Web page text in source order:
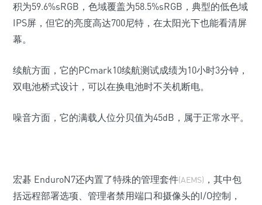
积为59.6%sRGB，色域覆盖为58.5%sRGB，典型的低色域
IPS屏，但它的亮度高达700尼特，在太阳光下也能看清屏
幕。
续航方面，它的PCmark10续航测试成绩为10小时3分钟，
双电池桥式设计，可以在换电池时不关机断电。
噪音方面，它的满载人位分贝值为45dB，属于正常水平。
宏碁 EnduroN7还内置了特殊的管理套件(AEMS) ，其中包
括远程部署选项、管理者禁用端口和摄像头的I/O控制，